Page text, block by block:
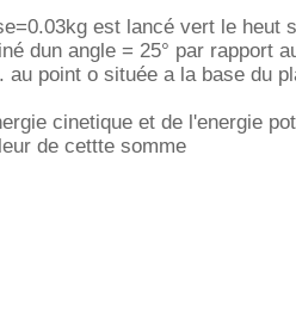
est lancé vert le heut
dun angle = 25° par rapport
au point o située a la base du
cinetique et de l'energie
de cettte somme